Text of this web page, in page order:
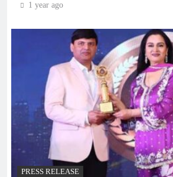
1 year ago
PRESS RELEASE